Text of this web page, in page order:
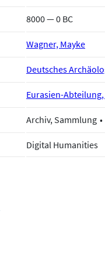
8000 — 0 BC
Wagner, Mayke
Deutsches
Eurasien-
Archiv, Sammlung
Digital Humanities